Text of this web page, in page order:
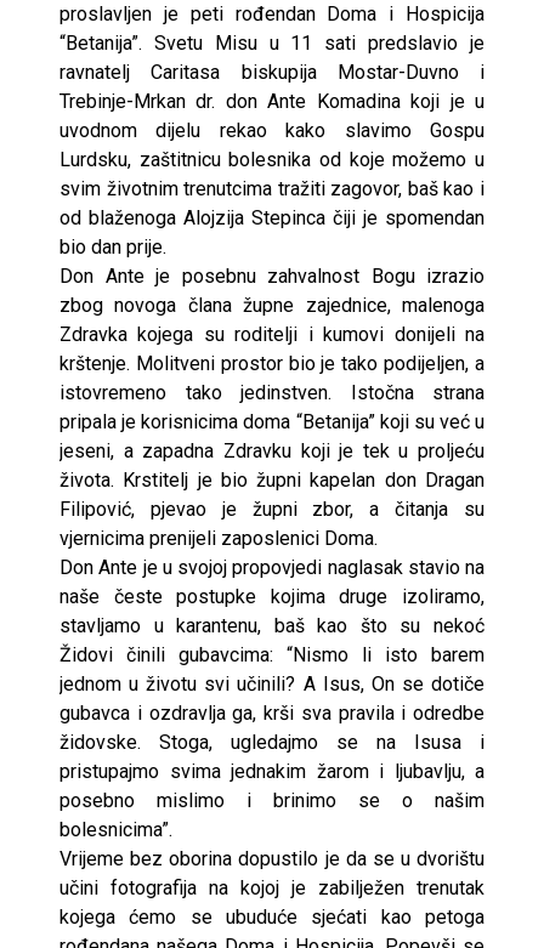
proslavljen je peti rođendan Doma i Hospicija
“Betanija”. Svetu Misu u 11 sati predslavio je
ravnatelj Caritasa biskupija Mostar-Duvno i
Trebinje-Mrkan dr. don Ante Komadina koji je u
uvodnom dijelu rekao kako slavimo Gospu
Lurdsku, zaštitnicu bolesnika od koje možemo u
svim životnim trenutcima tražiti zagovor, baš kao i
od blaženoga Alojzija Stepinca čiji je spomendan
bio dan prije.
Don Ante je posebnu zahvalnost Bogu izrazio
zbog novoga člana župne zajednice, malenoga
Zdravka kojega su roditelji i kumovi donijeli na
krštenje. Molitveni prostor bio je tako podijeljen, a
istovremeno tako jedinstven. Istočna strana
pripala je korisnicima doma “Betanija” koji su već u
jeseni, a zapadna Zdravku koji je tek u proljeću
života. Krstitelj je bio župni kapelan don Dragan
Filipović, pjevao je župni zbor, a čitanja su
vjernicima prenijeli zaposlenici Doma.
Don Ante je u svojoj propovjedi naglasak stavio na
naše česte postupke kojima druge izoliramo,
stavljamo u karantenu, baš kao što su nekoć
Židovi činili gubavcima: “Nismo li isto barem
jednom u životu svi učinili? A Isus, On se dotiče
gubavca i ozdravlja ga, krši sva pravila i odredbe
židovske. Stoga, ugledajmo se na Isusa i
pristupajmo svima jednakim žarom i ljubavlju, a
posebno mislimo i brinimo se o našim
bolesnicima”.
Vrijeme bez oborina dopustilo je da se u dvorištu
učini fotografija na kojoj je zabilježen trenutak
kojega ćemo se ubuduće sjećati kao petoga